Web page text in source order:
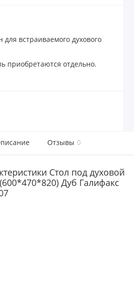
для встраиваемого духового
приобретаются отдельно.
Отзывы 0
Стол под духовой
Дуб Галифакс